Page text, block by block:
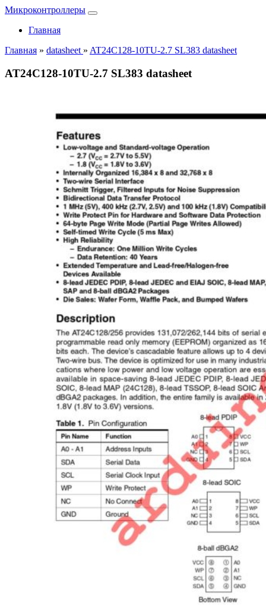
Микроконтроллеры
Главная
Главная » datasheet » AT24C128-10TU-2.7 SL383 datasheet
AT24C128-10TU-2.7 SL383 datasheet